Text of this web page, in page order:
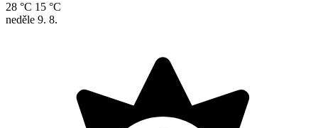
28 °C 15 °C
neděle 9. 8.